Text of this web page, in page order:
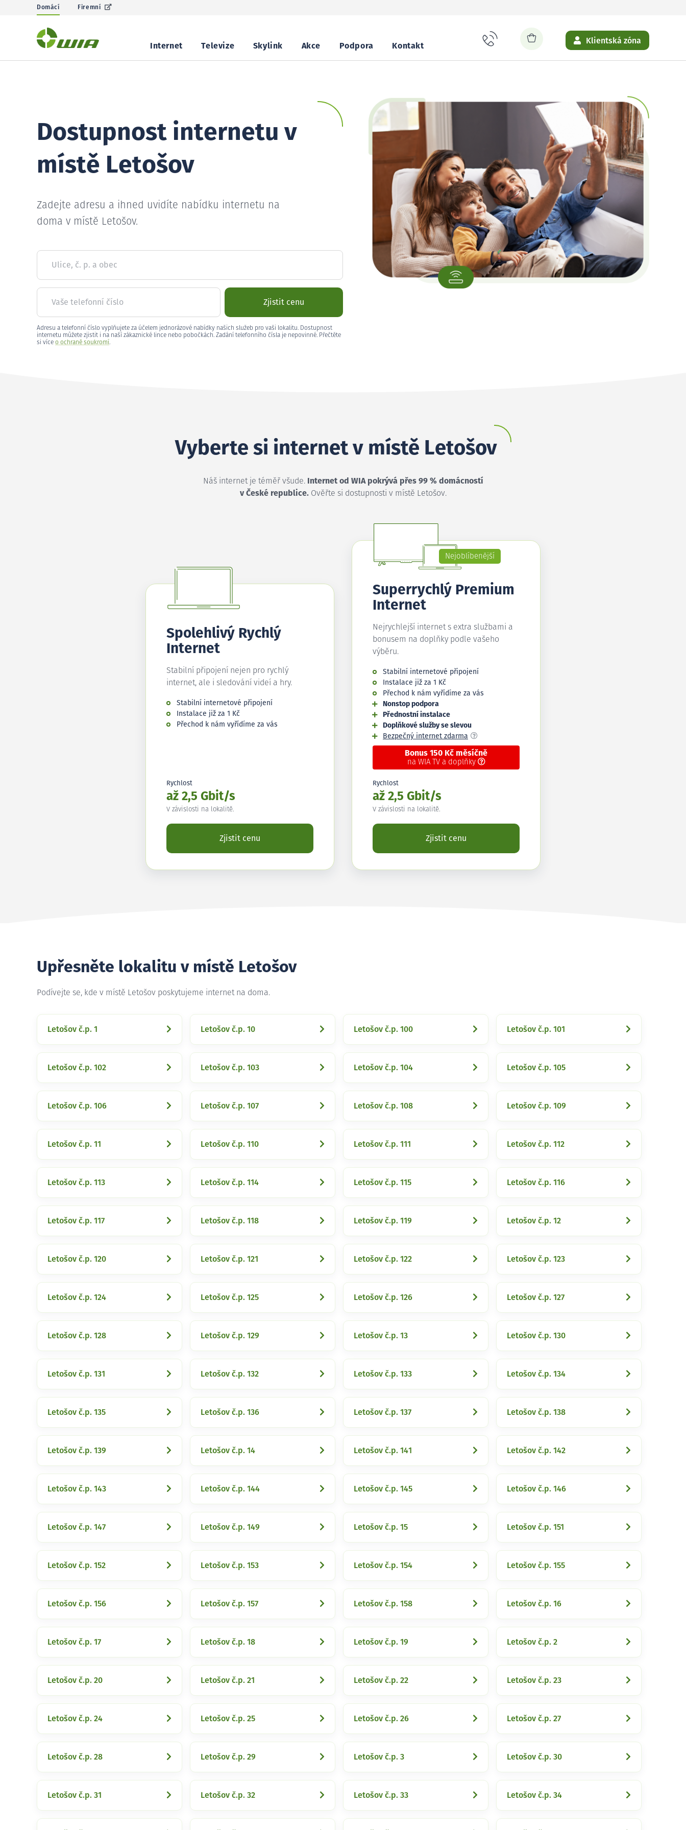
Domácí Firemní
Internet Televize Skylink Akce Podpora Kontakt
Klientská zóna
Dostupnost internetu v
místě Letošov
Zadejte adresu a ihned uvidíte nabídku internetu na
doma v místě Letošov.
Ulice, č. p. a obec
Vaše telefonní číslo Zjistit cenu
Adresu a telefonní číslo vyplňujete za účelem jednorázové nabídky našich služeb pro vaši lokalitu. Dostupnost
internetu můžete zjistit i na naší zákaznické lince nebo pobočkách. Zadání telefonního čísla je nepovinné. Přečtěte
si více o ochraně soukromí.
Vyberte si internet v místě Letošov
Náš internet je téměř všude.
Internet od WIA pokrývá přes 99 % domácností
v České republice.Ověřte si dostupnosti v místě Letošov.
Spolehlivý Rychlý
Internet
Stabilní připojení nejen pro rychlý
internet, ale i sledování videí a hry.
Stabilní internetové připojení
Instalace již za 1 Kč
Přechod k nám vyřídíme za vás
Rychlost
až 2,5 Gbit/s
V závislosti na lokalitě.
Zjistit cenu
Nejoblíbenější
Superrychlý Premium
Internet
Nejrychlejší internet s extra službami a
bonusem na doplňky podle vašeho
výběru.
Stabilní internetové připojení
Instalace již za 1 Kč
Přechod k nám vyřídíme za vás
Nonstop podpora
Přednostní instalace
Doplňkové služby se slevou
Bezpečný internet zdarma
Bonus 150 Kč měsíčně
na WIA TV a doplňky
Rychlost
až 2,5 Gbit/s
V závislosti na lokalitě.
Zjistit cenu
Upřesněte lokalitu v místě Letošov
Podívejte se, kde v místě Letošov poskytujeme internet na doma.
Letošov č.p. 1 Letošov č.p. 10 Letošov č.p. 100 Letošov č.p. 101
Letošov č.p. 102 Letošov č.p. 103 Letošov č.p. 104 Letošov č.p. 105
Letošov č.p. 106 Letošov č.p. 107 Letošov č.p. 108 Letošov č.p. 109
Letošov č.p. 11 Letošov č.p. 110 Letošov č.p. 111 Letošov č.p. 112
Letošov č.p. 113 Letošov č.p. 114 Letošov č.p. 115 Letošov č.p. 116
Letošov č.p. 117 Letošov č.p. 118 Letošov č.p. 119 Letošov č.p. 12
Letošov č.p. 120 Letošov č.p. 121 Letošov č.p. 122 Letošov č.p. 123
Letošov č.p. 124 Letošov č.p. 125 Letošov č.p. 126 Letošov č.p. 127
Letošov č.p. 128 Letošov č.p. 129 Letošov č.p. 13 Letošov č.p. 130
Letošov č.p. 131 Letošov č.p. 132 Letošov č.p. 133 Letošov č.p. 134
Letošov č.p. 135 Letošov č.p. 136 Letošov č.p. 137 Letošov č.p. 138
Letošov č.p. 139 Letošov č.p. 14 Letošov č.p. 141 Letošov č.p. 142
Letošov č.p. 143 Letošov č.p. 144 Letošov č.p. 145 Letošov č.p. 146
Letošov č.p. 147 Letošov č.p. 149 Letošov č.p. 15 Letošov č.p. 151
Letošov č.p. 152 Letošov č.p. 153 Letošov č.p. 154 Letošov č.p. 155
Letošov č.p. 156 Letošov č.p. 157 Letošov č.p. 158 Letošov č.p. 16
Letošov č.p. 17 Letošov č.p. 18 Letošov č.p. 19 Letošov č.p. 2
Letošov č.p. 20 Letošov č.p. 21 Letošov č.p. 22 Letošov č.p. 23
Letošov č.p. 24 Letošov č.p. 25 Letošov č.p. 26 Letošov č.p. 27
Letošov č.p. 28 Letošov č.p. 29 Letošov č.p. 3 Letošov č.p. 30
Letošov č.p. 31 Letošov č.p. 32 Letošov č.p. 33 Letošov č.p. 34